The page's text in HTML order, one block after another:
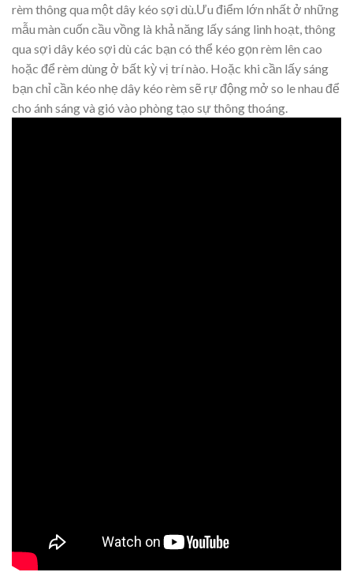
rèm thông qua một dây kéo sợi dù.Ưu điểm lớn nhất ở những
mẫu màn cuốn cầu vồng là khả năng lấy sáng linh hoạt, thông
qua sợi dây kéo sợi dù các bạn có thể kéo gọn rèm lên cao
hoặc để rèm dùng ở bất kỳ vị trí nào. Hoặc khi cần lấy sáng
bạn chỉ cần kéo nhẹ dây kéo rèm sẽ rự động mở so le nhau để
cho ánh sáng và gió vào phòng tạo sự thông thoáng.